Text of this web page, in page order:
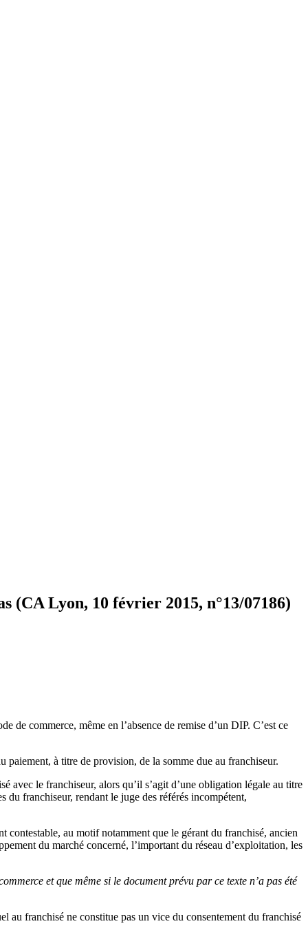
(CA Lyon, 10 février 2015, n°13/07186)
commerce, même en l’absence de remise d’un DIP. C’est ce
paiement, à titre de provision, de la somme due au franchiseur.
avec le franchiseur, alors qu’il s’agit d’une obligation légale au titre
du franchiseur, rendant le juge des référés incompétent,
contestable, au motif notamment que le gérant du franchisé, ancien
du marché concerné, l’important du réseau d’exploitation, les
et que même si le document prévu par ce texte n’a pas été
au franchisé ne constitue pas un vice du consentement du franchisé